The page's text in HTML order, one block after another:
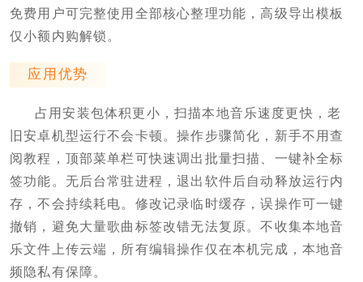
免费用户可完整使用全部核心整理功能，高级导出模板
仅小额内购解锁。
应用优势
占用安装包体积更小，扫描本地音乐速度更快，老
旧安卓机型运行不会卡顿。操作步骤简化，新手不用查
阅教程，顶部菜单栏可快速调出批量扫描、一键补全标
签功能。无后台常驻进程，退出软件后自动释放运行内
存，不会持续耗电。修改记录临时缓存，误操作可一键
撤销，避免大量歌曲标签改错无法复原。不收集本地音
乐文件上传云端，所有编辑操作仅在本机完成，本地音
频隐私有保障。